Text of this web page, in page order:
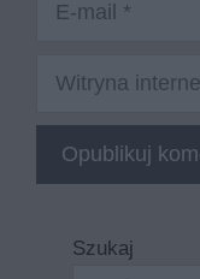
Witryna
internetowa
Szukaj